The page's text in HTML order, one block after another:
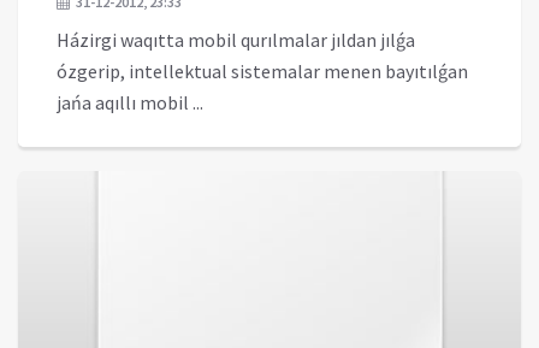
Házirgi waqıtta mobil qurılmalar jıldan jılǵa
ózgerip, intellektual sistemalar menen bayıtılǵan
jańa aqıllı mobil ...